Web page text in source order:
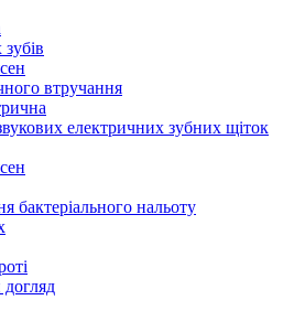
втручання
електричних зубних щіток
бактеріального нальоту